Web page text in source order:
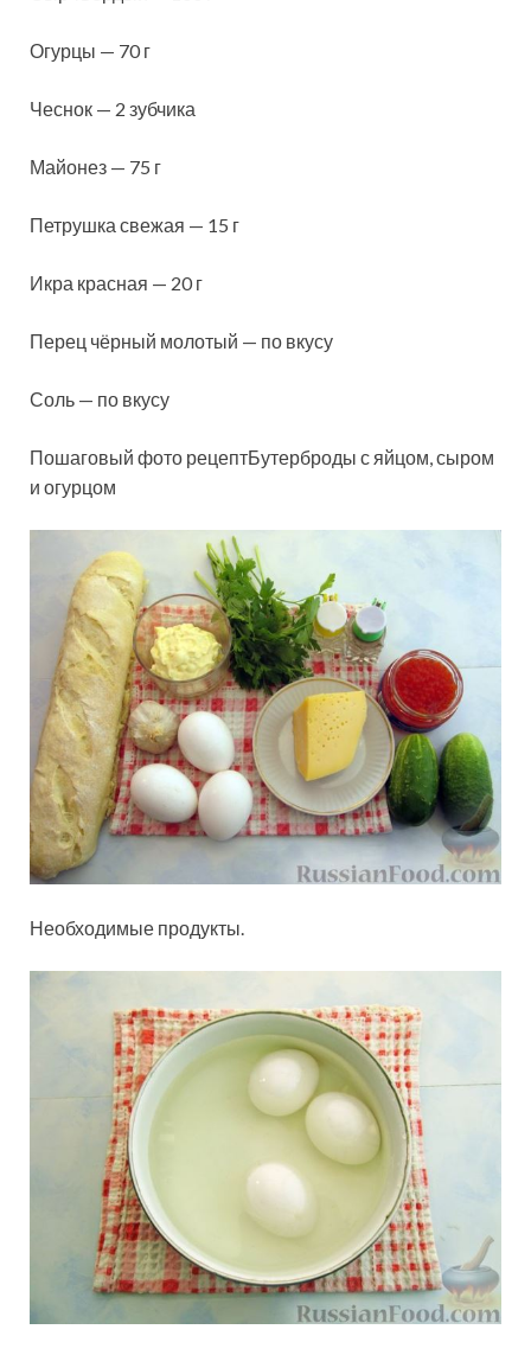
Огурцы — 70 г
Чеснок — 2 зубчика
Майонез — 75 г
Петрушка свежая — 15 г
Икра красная — 20 г
Перец чёрный молотый — по вкусу
Соль — по вкусу
Пошаговый фото рецептБутерброды с яйцом, сыром
и огурцом
Необходимые продукты.